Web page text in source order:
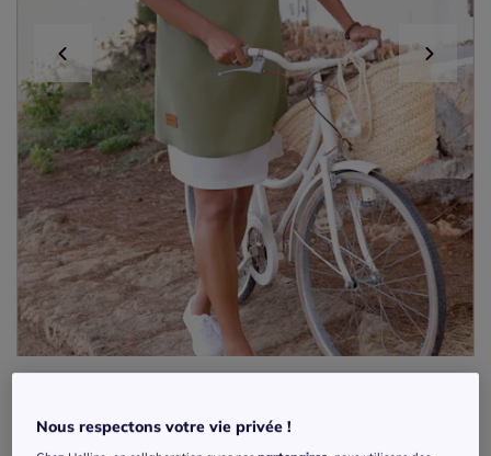
courtes retroussables
Nous respectons votre vie privée !